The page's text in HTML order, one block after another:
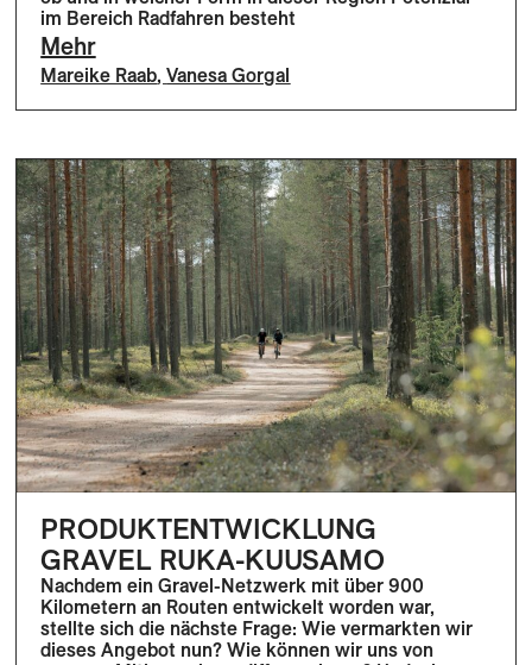
im Bereich Radfahren besteht
Mehr
Mareike Raab,Vanesa Gorgal
PRODUKTENTWICKLUNG
GRAVEL RUKA-KUUSAMO
Nachdem ein Gravel-Netzwerk mit über 900
Kilometern an Routen entwickelt worden war,
stellte sich die nächste Frage: Wie vermarkten wir
dieses Angebot nun? Wie können wir uns von